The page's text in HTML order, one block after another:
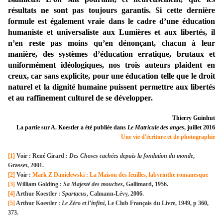
résultats ne sont pas toujours garantis. Si cette dernière
formule est également vraie dans le cadre d’une éducation
humaniste et universaliste aux Lumières et aux libertés, il
n’en reste pas moins qu’en dénonçant, chacun à leur
manière, des systèmes d’éducation erratique, brutaux et
uniformément idéologiques, nos trois auteurs plaident en
creux, car sans explicite, pour une éducation telle que le droit
naturel et la dignité humaine puissent permettre aux libertés
et au raffinement culturel de se développer.
Thierry Guinhut
La partie sur A. Koestler a été publiée dans Le Matricule des anges, juillet 2016
Une vie d'écriture et de photographie
[1] Voir : René Girard : Des Choses cachées depuis la fondation du monde,
Grasset, 2001.
[2] Voir : Mark Z Danielewski : La Maison des feuilles, labyrinthe romanesque
[3] William Golding : Sa Majesté des mouches, Gallimard, 1956.
[4] Arthur Koestler : Spartacus, Calmann-Lévy, 2006.
[5] Arthur Koestler : Le Zéro et l’infini, Le Club Français du Livre, 1949, p 360,
373.